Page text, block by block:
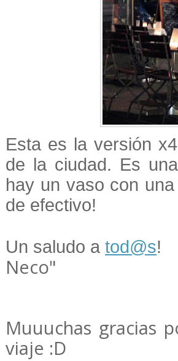
Esta es la versión
de la ciudad. Es
hay un vaso con
de efectivo!
Un saludo a tod@s!
Neco"
Muuuchas gracias
viaje :D